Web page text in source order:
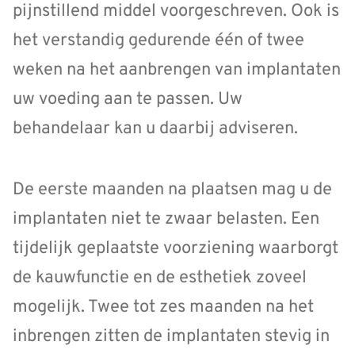
pijnstillend middel voorgeschreven. Ook is
het verstandig gedurende één of twee
weken na het aanbrengen van implantaten
uw voeding aan te passen. Uw
behandelaar kan u daarbij adviseren.
De eerste maanden na plaatsen mag u de
implantaten niet te zwaar belasten. Een
tijdelijk geplaatste voorziening waarborgt
de kauwfunctie en de esthetiek zoveel
mogelijk. Twee tot zes maanden na het
inbrengen zitten de implantaten stevig in